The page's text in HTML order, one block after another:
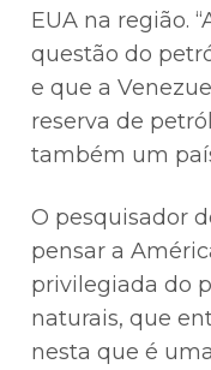
EUA na região.
questão do
e que a
reserva de
também um
O pesquisador
pensar a
privilegiada do
naturais, que
nesta que é